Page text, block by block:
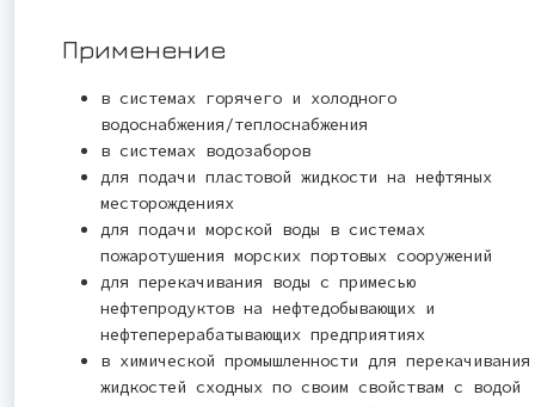
Применение
в системах горячего и холодного
водоснабжения/теплоснабжения
в системах водозаборов
для подачи пластовой жидкости на нефтяных
месторождениях
для подачи морской воды в системах
пожаротушения морских портовых сооружений
для перекачивания воды с примесью
нефтепродуктов на нефтедобывающих и
нефтеперерабатывающих предприятиях
в химической промышленности для перекачивания
жидкостей сходных по своим свойствам с водой